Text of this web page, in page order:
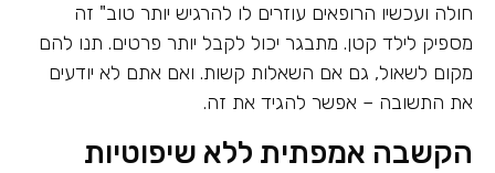
חולה ועכשיו הרופאים עוזרים לו להרגיש יותר טוב" זה
מספיק לילד קטן. מתבגר יכול לקבל יותר פרטים. תנו להם
מקום לשאול, גם אם השאלות קשות. ואם אתם לא יודעים
את התשובה – אפשר להגיד את זה.
הקשבה אמפתית ללא שיפוטיות